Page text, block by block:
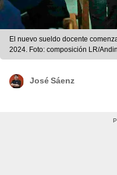
El nuevo sueldo docente
2024. Foto: composición LR/
José Sáenz